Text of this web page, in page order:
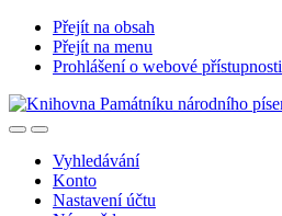
Přejít na obsah
Přejít na menu
Prohlášení o webové přístupnosti
Vyhledávání
Konto
Nastavení účtu